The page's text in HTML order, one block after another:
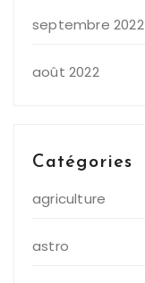
septembre 2022
août 2022
Catégories
agriculture
astro